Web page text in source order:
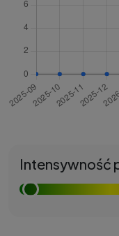
Intensywność